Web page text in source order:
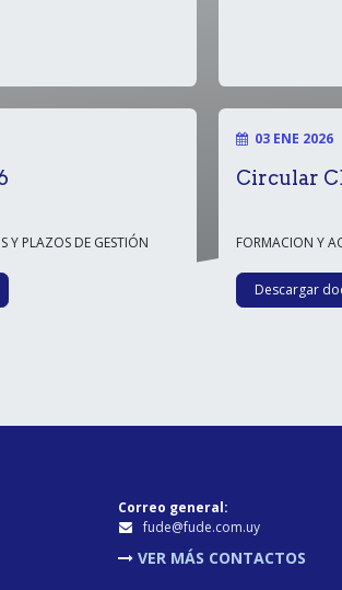
03 ENE 2026
Circular
FORMACION Y
Descargar
Y PLAZOS DE GESTIÓN
Correo general:
fu​de@fude.com.uy
VER MÁS CONTACTOS